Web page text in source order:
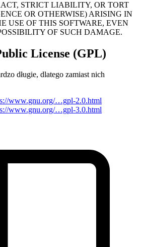
STRICT LIABILITY, OR TORT
OR OTHERWISE) ARISING IN
USE OF THIS SOFTWARE, EVEN
OF SUCH DAMAGE.
License (GPL)
długie, dlatego zamiast nich
www.gnu.org/…gpl-2.0.html
www.gnu.org/…gpl-3.0.html